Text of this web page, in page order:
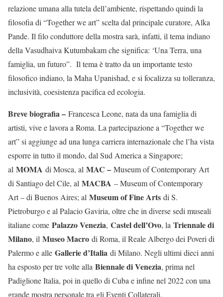
relazione umana alla tutela dell’ambiente, rispettando quindi la
filosofia di “Together we art” scelta dal principale curatore, Alka
Pande. Il filo conduttore della mostra sarà, infatti, il tema indiano
della Vasudhaiva Kutumbakam che significa: ‘Una Terra, una
famiglia, un futuro”. Il tema è tratto da un importante testo
filosofico indiano, la Maha Upanishad, e si focalizza su tolleranza,
inclusività, coesistenza pacifica ed ecologia.
Breve biografia – Francesca Leone, nata da una famiglia di
artisti, vive e lavora a Roma. La partecipazione a “Together we
art” si aggiunge ad una lunga carriera internazionale che l’ha vista
esporre in tutto il mondo, dal Sud America a Singapore;
al MOMA di Mosca, al MAC – Museum of Contemporary Art
di Santiago del Cile, al MACBA – Museum of Contemporary
Art – di Buenos Aires; al Museum of Fine Arts di S.
Pietroburgo e al Palacio Gaviria, oltre che in diverse sedi museali
italiane come Palazzo Venezia, Castel dell’Ovo, la Triennale di
Milano, il Museo Macro di Roma, il Reale Albergo dei Poveri di
Palermo e alle Gallerie d’Italia di Milano. Negli ultimi dieci anni
ha esposto per tre volte alla Biennale di Venezia, prima nel
Padiglione Italia, poi in quello di Cuba e infine nel 2022 con una
grande mostra personale tra gli Eventi Collaterali.